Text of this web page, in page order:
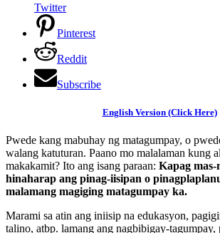
Twitter
Pinterest
Reddit
Subscribe
English Version (Click Here)
Pwede kang mabuhay ng matagumpay, o
walang katuturan. Paano mo malalaman kung
makakamit? Ito ang isang paraan: Kapag mas-
hinaharap ang pinag-iisipan o
malamang magiging matagumpay ka.
Marami sa atin ang iniisip na edukasyon,
talino, atbp. lamang ang nagbibigay-tagumpay,